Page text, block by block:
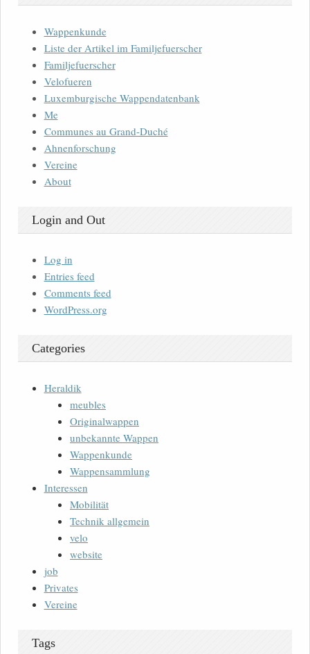
Wappenkunde
Liste der Artikel im Familjefuerscher
Familjefuerscher
Velofueren
Luxemburgische Wappendatenbank
Me
Communes au Grand-Duché
Ahnenforschung
Vereine
About
Login and Out
Log in
Entries feed
Comments feed
WordPress.org
Categories
Heraldik
meubles
Originalwappen
unbekannte Wappen
Wappenkunde
Wappensammlung
Interessen
Mobilität
Technik allgemein
velo
website
job
Privates
Vereine
Tags